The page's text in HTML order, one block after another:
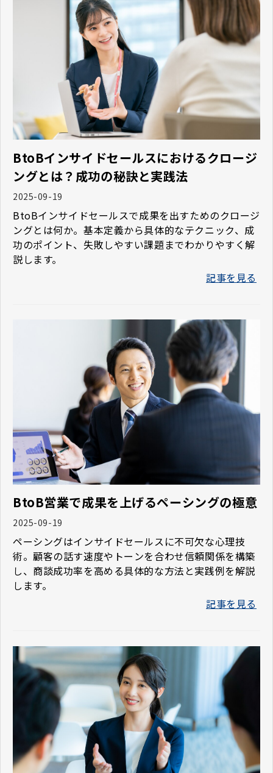
BtoBインサイドセールスにおけるクロージ
ングとは？成功の秘訣と実践法
2025-09-19
BtoBインサイドセールスで成果を出すためのクロージ
ングとは何か。基本定義から具体的なテクニック、成
功のポイント、失敗しやすい課題までわかりやすく解
説します。
記事を見る
BtoB営業で成果を上げるペーシングの極意
2025-09-19
ペーシングはインサイドセールスに不可欠な心理技
術。顧客の話す速度やトーンを合わせ信頼関係を構築
し、商談成功率を高める具体的な方法と実践例を解説
します。
記事を見る